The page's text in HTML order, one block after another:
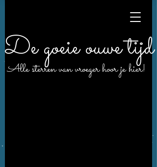
De goeie ouwe tijd
Alle sterren van vroeger hoor je hier!